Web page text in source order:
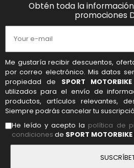
Obtén toda la
promociones
Me gustaría recibir descuentos,
por correo electrónico. Mis datos
propiedad de SPORT
utilizados para el envío de
productos, artículos relevantes,
Siempre podrás cancelar tu
He leído y acepto la política de
condiciones de SPORT